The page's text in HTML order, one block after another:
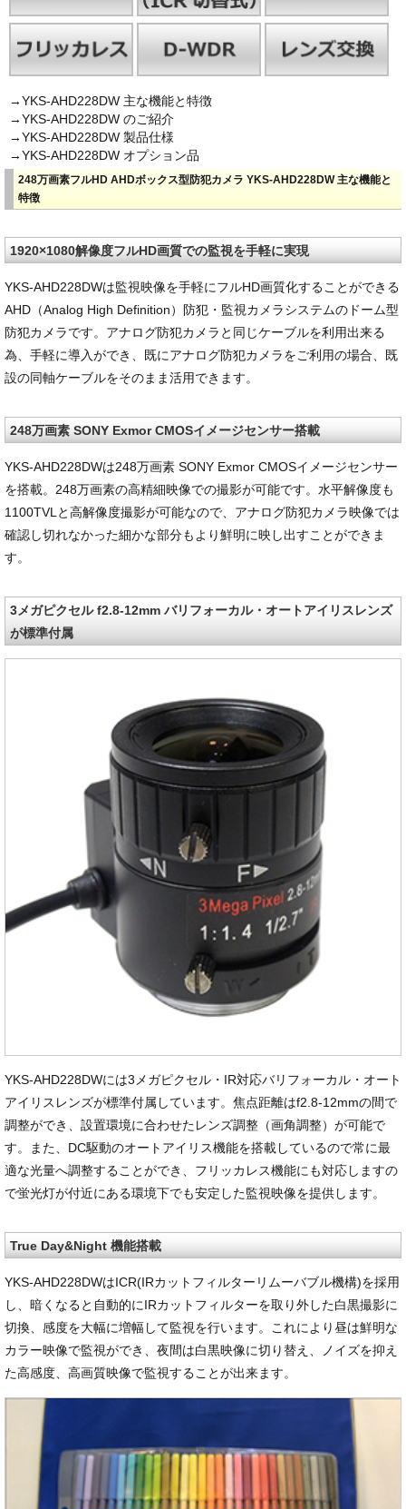
→YKS-AHD228DW 主な機能と特徴
→YKS-AHD228DW のご紹介
→YKS-AHD228DW 製品仕様
→YKS-AHD228DW オプション品
248万画素フルHD AHDボックス型防犯カメラ YKS-AHD228DW 主な機能と
特徴
1920×1080解像度フルHD画質での監視を手軽に実現
YKS-AHD228DWは監視映像を手軽にフルHD画質化することができる
AHD（Analog High Definition）防犯・監視カメラシステムのドーム型
防犯カメラです。アナログ防犯カメラと同じケーブルを利用出来る
為、手軽に導入ができ、既にアナログ防犯カメラをご利用の場合、既
設の同軸ケーブルをそのまま活用できます。
248万画素 SONY Exmor CMOSイメージセンサー搭載
YKS-AHD228DWは248万画素 SONY Exmor CMOSイメージセンサー
を搭載。248万画素の高精細映像での撮影が可能です。水平解像度も
1100TVLと高解像度撮影が可能なので、アナログ防犯カメラ映像では
確認し切れなかった細かな部分もより鮮明に映し出すことができま
す。
3メガピクセル f2.8-12mm バリフォーカル・オートアイリスレンズ
が標準付属
YKS-AHD228DWには3メガピクセル・IR対応バリフォーカル・オート
アイリスレンズが標準付属しています。焦点距離はf2.8-12mmの間で
調整ができ、設置環境に合わせたレンズ調整（画角調整）が可能で
す。また、DC駆動のオートアイリス機能を搭載しているので常に最
適な光量へ調整することができ、フリッカレス機能にも対応しますの
で蛍光灯が付近にある環境下でも安定した監視映像を提供します。
True Day&Night 機能搭載
YKS-AHD228DWはICR(IRカットフィルターリムーバブル機構)を採用
し、暗くなると自動的にIRカットフィルターを取り外した白黒撮影に
切換、感度を大幅に増幅して監視を行います。これにより昼は鮮明な
カラー映像で監視ができ、夜間は白黒映像に切り替え、ノイズを抑え
た高感度、高画質映像で監視することが出来ます。